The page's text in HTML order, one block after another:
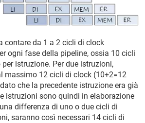
contare da 1 a 2 cicli di clock
ogni fase della pipeline, ossia 10 cicli
istruzione. Per due istruzioni,
massimo 12 cicli di clock (10+2=12
che la precedente istruzione era già
istruzioni sono quindi in elaborazione
differenza di uno o due cicli di
saranno così necessari 14 cicli di